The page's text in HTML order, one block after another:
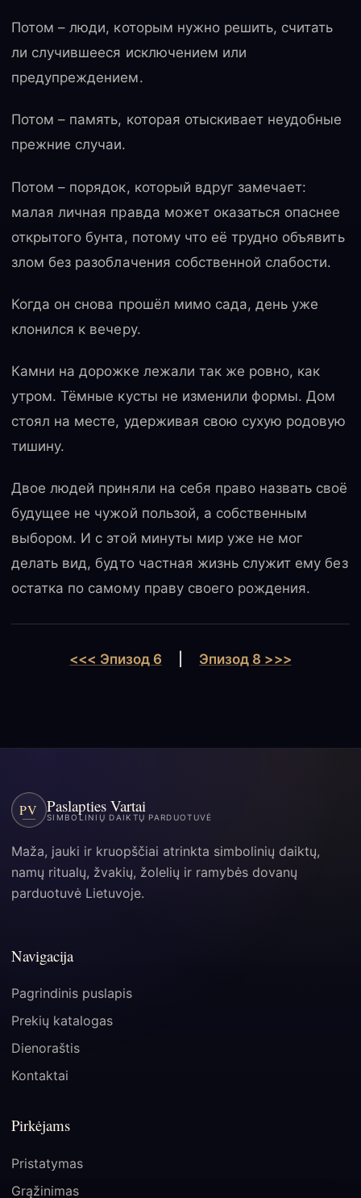
Потом – люди, которым нужно решить, считать
ли случившееся исключением или
предупреждением.
Потом – память, которая отыскивает неудобные
прежние случаи.
Потом – порядок, который вдруг замечает:
малая личная правда может оказаться опаснее
открытого бунта, потому что её трудно объявить
злом без разоблачения собственной слабости.
Когда он снова прошёл мимо сада, день уже
клонился к вечеру.
Камни на дорожке лежали так же ровно, как
утром. Тёмные кусты не изменили формы. Дом
стоял на месте, удерживая свою сухую родовую
тишину.
Двое людей приняли на себя право назвать своё
будущее не чужой пользой, а собственным
выбором. И с этой минуты мир уже не мог
делать вид, будто частная жизнь служит ему без
остатка по самому праву своего рождения.
<<< Эпизод 6 Эпизод 8 >>>
PV Paslapties Vartai
SIMBOLINIŲ DAIKTŲ PARDUOTUVĖ
Maža, jauki ir kruopščiai atrinkta simbolinių daiktų,
namų ritualų, žvakių, žolelių ir ramybės dovanų
parduotuvė Lietuvoje.
Navigacija
Pagrindinis puslapis
Prekių katalogas
Dienoraštis
Kontaktai
Pirkėjams
Pristatymas
Grąžinimas